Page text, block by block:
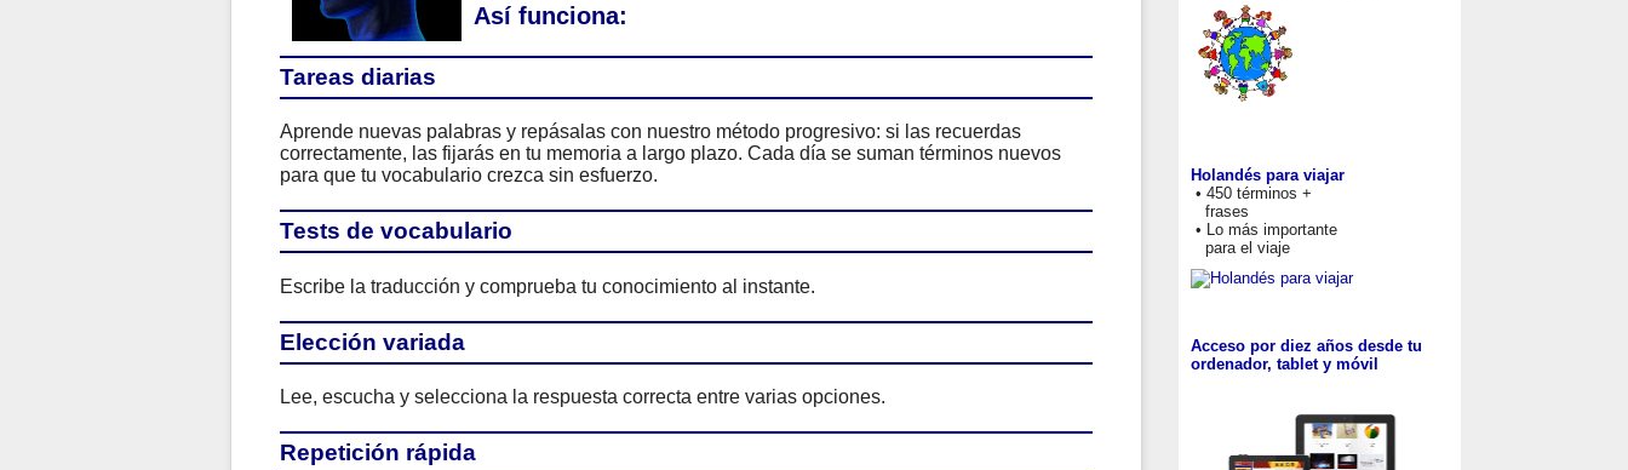
Así funciona:
Tareas diarias
Aprende nuevas palabras y repásalas con nuestro método progresivo: si las recuerdas
correctamente, las fijarás en tu memoria a largo plazo. Cada día se suman términos nuevos
para que tu vocabulario crezca sin esfuerzo.
Tests de vocabulario
Escribe la traducción y comprueba tu conocimiento al instante.
Elección variada
Lee, escucha y selecciona la respuesta correcta entre varias opciones.
Repetición rápida
Holandés para viajar
• 450 términos +
frases
• Lo más importante
para el viaje
Acceso por diez años desde tu
ordenador, tablet y móvil